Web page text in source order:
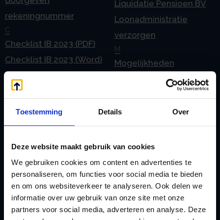
Toestemming Details Over
Deze website maakt gebruik van cookies
We gebruiken cookies om content en advertenties te
personaliseren, om functies voor social media te bieden
en om ons websiteverkeer te analyseren. Ook delen we
informatie over uw gebruik van onze site met onze
partners voor social media, adverteren en analyse. Deze
rekeningnummer
C
Checklist IB 2023 (PDF)
Checklist IB 2023 (Word)
Checklist IB 2024 (PDF)
Checklist IB 2024 (Word)
eHerkenning voor uw
Stamrecht BV
Emigratie
Emigratie Pensioen BV
Liquidatie Pensioen BV
Loonadministratie
verzorgen
M
Mogelijkheden
Stamrecht BV
Stamrecht BV
Oprichten BV door
StamrechtBV.com
Overdracht vanuit